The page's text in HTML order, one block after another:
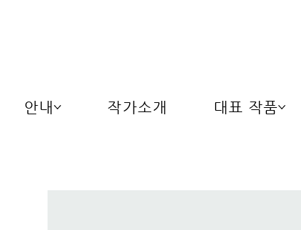
안내 작가소개 대표 작품